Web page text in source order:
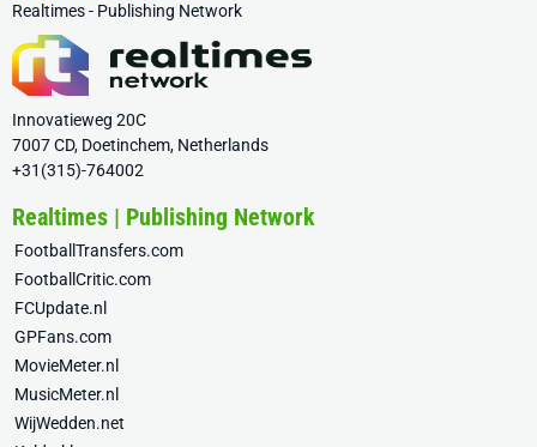
Realtimes - Publishing Network
Innovatieweg 20C
7007 CD, Doetinchem, Netherlands
+31(315)-764002
Realtimes | Publishing Network
FootballTransfers.com
FootballCritic.com
FCUpdate.nl
GPFans.com
MovieMeter.nl
MusicMeter.nl
WijWedden.net